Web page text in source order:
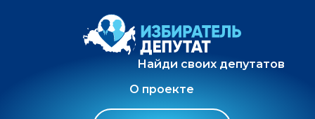
Найди своих депутатов
О проекте